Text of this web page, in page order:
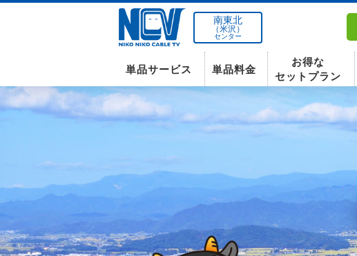
南東北
（米沢）
センター
単品サービス
インターネット
単品料金
インターネット
お得な
セットプラン